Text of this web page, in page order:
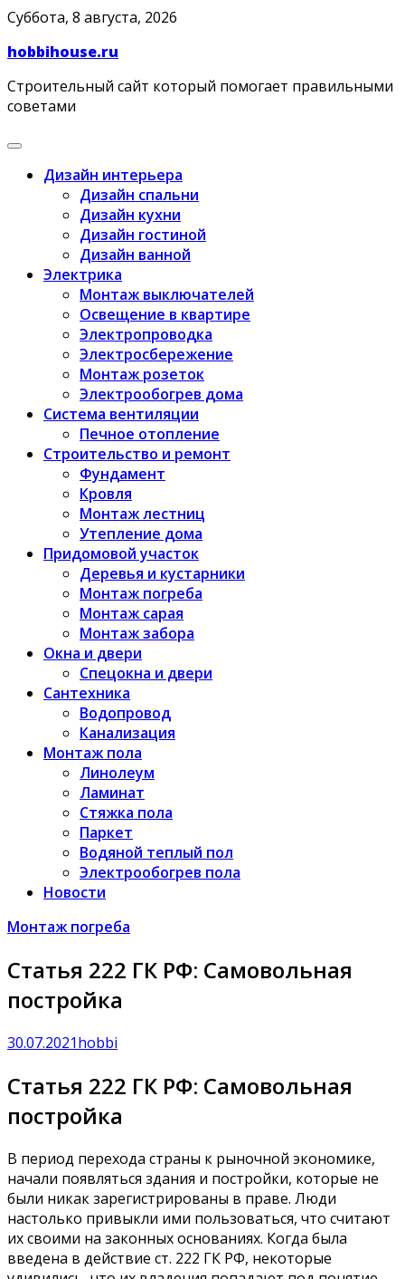
Skip
content
Суббота, 8 августа, 2026
hobbihouse.ru
Строительный сайт который помогает правильными
советами
Дизайн интерьера
Дизайн спальни
Дизайн кухни
Дизайн гостиной
Дизайн ванной
Электрика
Монтаж выключателей
Освещение в квартире
Электропроводка
Электросбережение
Монтаж розеток
Электрообогрев дома
Система вентиляции
Печное отопление
Строительство и ремонт
Фундамент
Кровля
Монтаж лестниц
Утепление дома
Придомовой участок
Деревья и кустарники
Монтаж погреба
Монтаж сарая
Монтаж забора
Окна и двери
Спецокна и двери
Сантехника
Водопровод
Канализация
Монтаж пола
Линолеум
Ламинат
Стяжка пола
Паркет
Водяной теплый пол
Электрообогрев пола
Новости
Монтаж погреба
Статья 222 ГК РФ: Самовольная
постройка
30.07.2021hobbi
Статья 222 ГК РФ: Самовольная
постройка
В период перехода страны к рыночной экономике,
начали появляться здания и постройки, которые не
были никак зарегистрированы в праве. Люди
настолько привыкли ими пользоваться, что считают
их своими на законных основаниях. Когда была
введена в действие ст. 222 ГК РФ, некоторые